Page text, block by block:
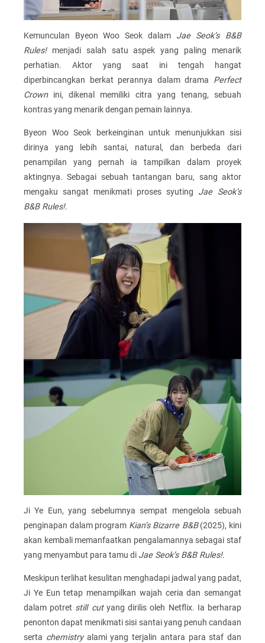
Kemunculan Byeon Woo Seok dalam Jae Seok’s B&B
Rules!menjadi salah satu aspek yang paling menarik
perhatian. Aktor yang saat ini tengah hangat
diperbincangkan berkat perannya dalam drama Perfect
Crownini, dikenal memiliki citra yang tenang, sebuah
kontras yang menarik dengan pemain lainnya.
Byeon Woo Seok berkeinginan untuk menunjukkan sisi
dirinya yang lebih santai, natural, dan berbeda dari
penampilan yang pernah ia tampilkan dalam proyek
aktingnya. Sebagai sebuah tantangan baru, sang aktor
mengaku sangat menikmati proses syuting Jae Seok’s
B&B Rules!.
Ji Ye Eun, yang sebelumnya sempat mengelola sebuah
penginapan dalam program Kian’s Bizarre B&B(2025), kini
akan kembali memanfaatkan pengalamannya sebagai staf
yang menyambut para tamu di Jae Seok’s B&B Rules!.
Meskipun terlihat kesulitan menghadapi jadwal yang padat,
Ji Ye Eun tetap menampilkan wajah ceria dan semangat
dalam potret still cutyang dirilis oleh Netflix. Ia berharap
penonton dapat menikmati sisi santai yang penuh candaan
serta chemistryalami yang terjalin antara para staf dan